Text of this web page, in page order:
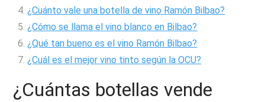
¿Cuánto vale una botella de vino Ramón Bilbao?
¿Cómo se llama el vino blanco en Bilbao?
¿Qué tan bueno es el vino Ramón Bilbao?
¿Cuál es el mejor vino tinto según la OCU?
¿Cuántas botellas vende